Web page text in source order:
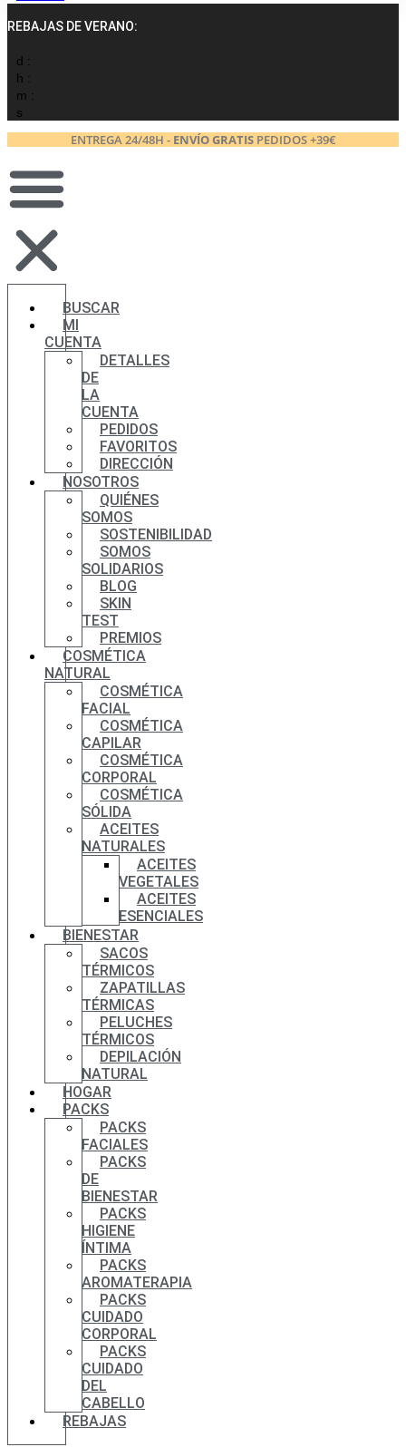
REBAJAS DE VERANO:
d :
h :
m :
s
ENTREGA 24/48H - ENVÍO GRATISPEDIDOS +39€
BUSCAR
MI
CUENTA
DETALLES
DE
LA
CUENTA
PEDIDOS
FAVORITOS
DIRECCIÓN
NOSOTROS
QUIÉNES
SOMOS
SOSTENIBILIDAD
SOMOS
SOLIDARIOS
BLOG
SKIN
TEST
PREMIOS
COSMÉTICA
NATURAL
COSMÉTICA
FACIAL
COSMÉTICA
CAPILAR
COSMÉTICA
CORPORAL
COSMÉTICA
SÓLIDA
ACEITES
NATURALES
ACEITES
VEGETALES
ACEITES
ESENCIALES
BIENESTAR
SACOS
TÉRMICOS
ZAPATILLAS
TÉRMICAS
PELUCHES
TÉRMICOS
DEPILACIÓN
NATURAL
HOGAR
PACKS
PACKS
FACIALES
PACKS
DE
BIENESTAR
PACKS
HIGIENE
ÍNTIMA
PACKS
AROMATERAPIA
PACKS
CUIDADO
CORPORAL
PACKS
CUIDADO
DEL
CABELLO
REBAJAS